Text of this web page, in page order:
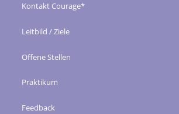
Kontakt Courage*
Leitbild / Ziele
Offene Stellen
Praktikum
Feedback